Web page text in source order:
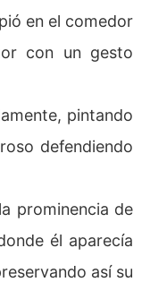
en el comedor
con un gesto
pintando
defendiendo
prominencia de
él aparecía
así su